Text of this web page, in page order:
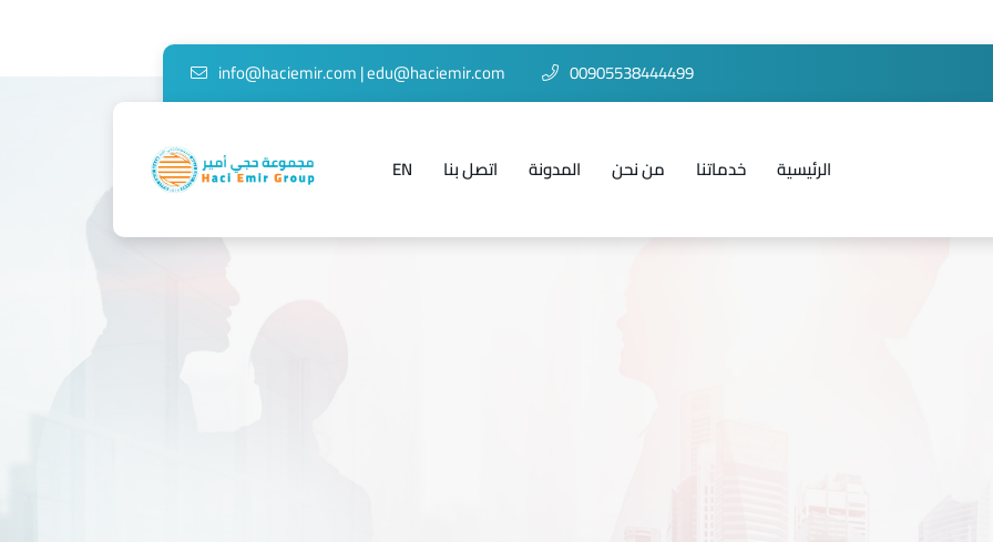
info@haciemir.com|edu@haciemir.com 00905538444499
EN اتصل بنا المدونة من نحن خدماتنا الرئيسية